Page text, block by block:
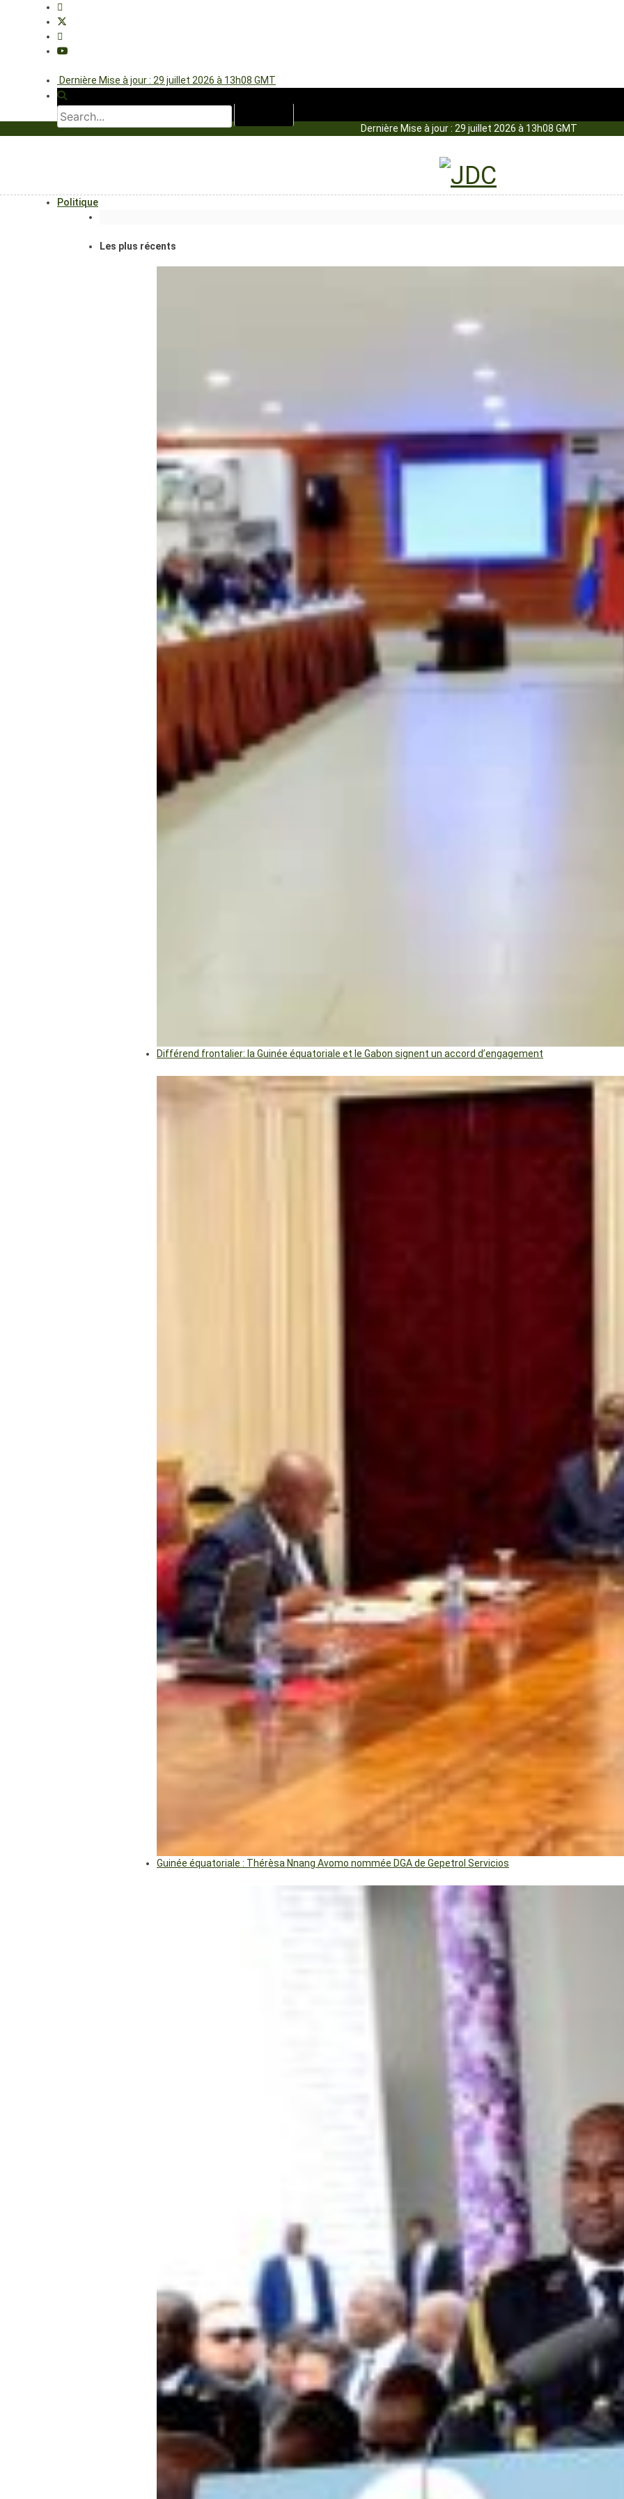
Dernière Mise à jour : 29 juillet 2026 à 13h08 GMT
Dernière Mise à jour : 29 juillet 2026 à 13h08 GMT
Politique
Les plus récents
Différend frontalier: la Guinée équatoriale et le Gabon signent un accord d’engagement
Guinée équatoriale : Thérèsa Nnang Avomo nommée DGA de Gepetrol Servicios